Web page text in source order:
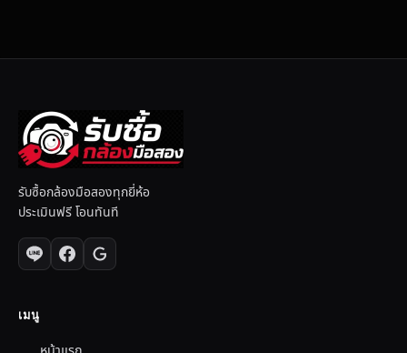
รับซื้อกล้องมือสองทุกยี่ห้อ
ประเมินฟรี โอนทันที
เมนู